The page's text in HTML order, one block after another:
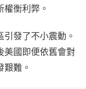
衡利弊。
發了不小震動。
美國即便依舊會對
難。